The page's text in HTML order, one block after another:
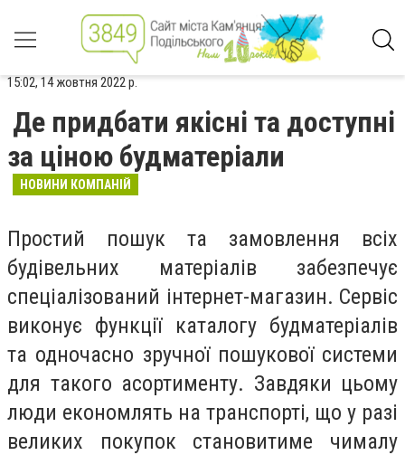
15:02, 14 жовтня 2022 р.
Де придбати якісні та доступні
за ціною будматеріали
НОВИНИ КОМПАНІЙ
Простий пошук та замовлення всіх
будівельних матеріалів забезпечує
спеціалізований інтернет-магазин. Сервіс
виконує функції каталогу будматеріалів
та одночасно зручної пошукової системи
для такого асортименту. Завдяки цьому
люди економлять на транспорті, що у разі
великих покупок становитиме чималу